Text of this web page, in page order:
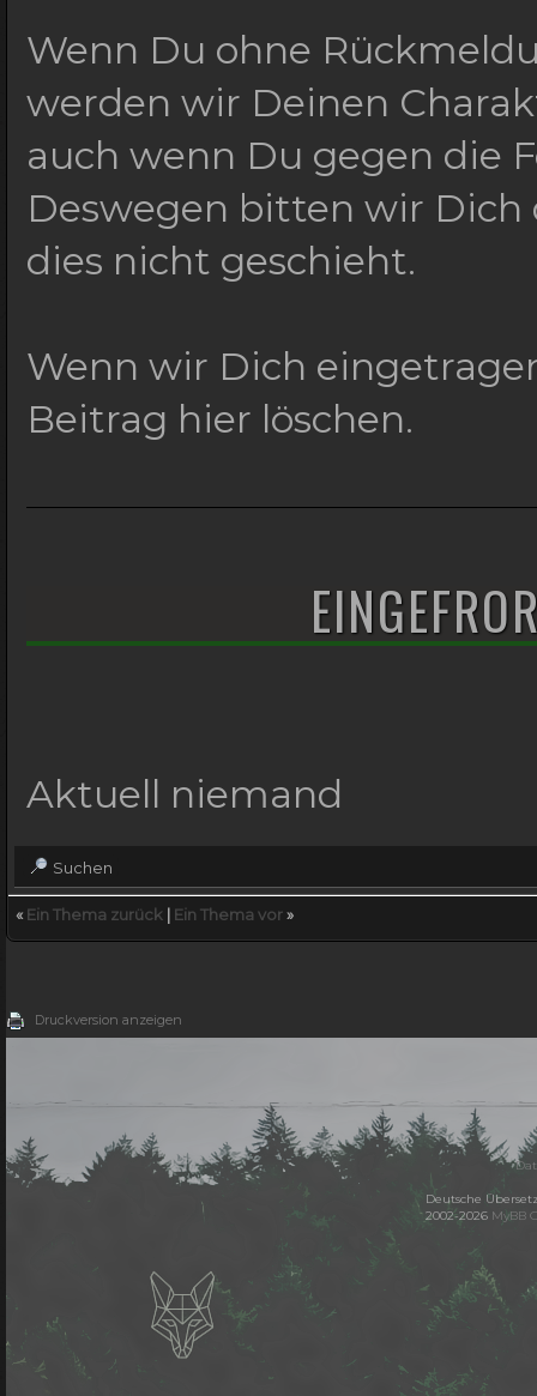
Wenn Du ohne
werden wir Deinen
auch wenn Du gegen die
Deswegen bitten wir
dies nicht geschieht.
Wenn wir Dich
Beitrag hier löschen.
Aktuell niemand
Suchen
« Ein Thema zurück | Ein Thema vor»
Druckversion anzeigen
Deutsche
2002-2026 MyBB